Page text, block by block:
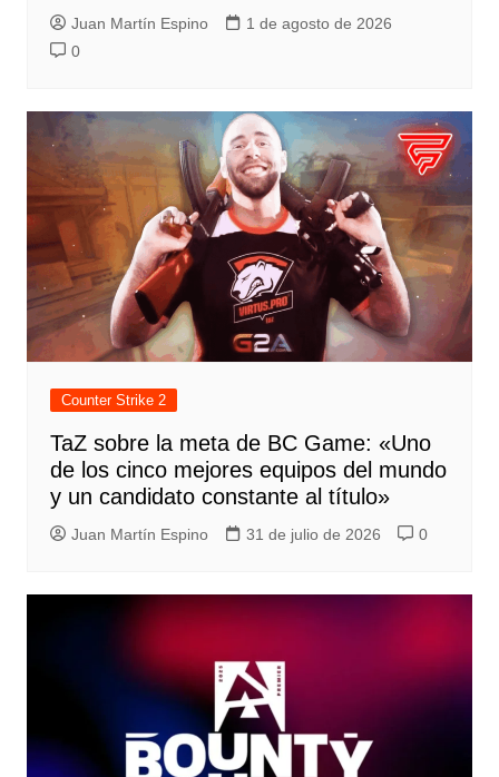
Juan Martín Espino
1 de agosto de 2026
0
Counter Strike 2
TaZ sobre la meta de BC Game: «Uno
de los cinco mejores equipos del mundo
y un candidato constante al título»
Juan Martín Espino 31 de julio de 2026 0